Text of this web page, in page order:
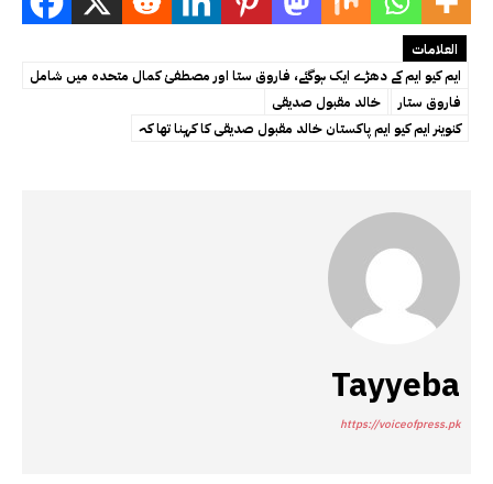
العلامات
ایم کیو ایم کے دھڑے ایک ہوگئے، فاروق ستا اور مصطفیٰ کمال متحدہ میں شامل
خالد مقبول صدیقی
فاروق ستار
کنوینر ایم کیو ایم پاکستان خالد مقبول صدیقی کا کہنا تھا کہ
Tayyeba
https://voiceofpress.pk